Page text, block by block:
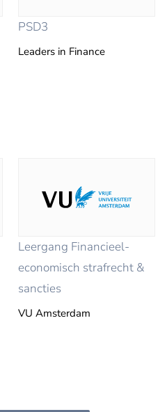
PSD3
Leaders in Finance
Leergang Financieel-
economisch strafrecht &
sancties
VU Amsterdam